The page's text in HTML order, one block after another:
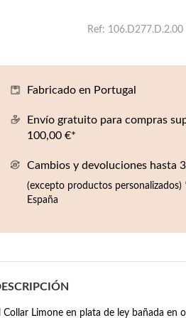
Ref 106.D277.D.2.00
Fabricado en Portugal
Envío gratuito para compras
100,00 €*
Cambios y devoluciones hasta
(excepto productos personalizados)
España
Collar Limone en plata de ley bañada en